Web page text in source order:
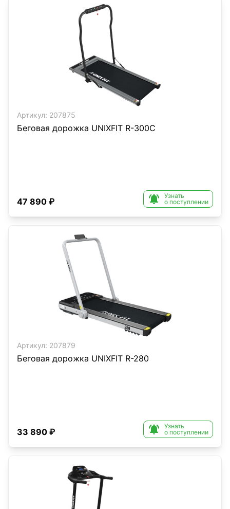
Артикул: 207875
Беговая дорожка UNIXFIT R-300C
47 890 ₽ 
Узнать
о поступлении
Артикул: 207879
Беговая дорожка UNIXFIT R-280
33 890 ₽ 
Узнать
о поступлении